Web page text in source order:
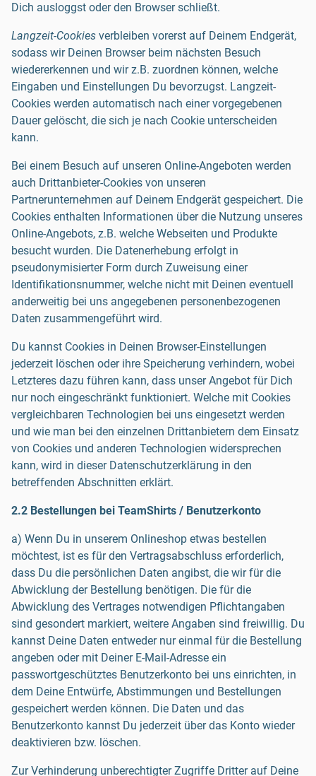
Dich ausloggst oder den Browser schließt.
Langzeit-Cookies verbleiben vorerst auf Deinem Endgerät,
sodass wir Deinen Browser beim nächsten Besuch
wiedererkennen und wir z.B. zuordnen können, welche
Eingaben und Einstellungen Du bevorzugst. Langzeit-
Cookies werden automatisch nach einer vorgegebenen
Dauer gelöscht, die sich je nach Cookie unterscheiden
kann.
Bei einem Besuch auf unseren Online-Angeboten werden
auch Drittanbieter-Cookies von unseren
Partnerunternehmen auf Deinem Endgerät gespeichert. Die
Cookies enthalten Informationen über die Nutzung unseres
Online-Angebots, z.B. welche Webseiten und Produkte
besucht wurden. Die Datenerhebung erfolgt in
pseudonymisierter Form durch Zuweisung einer
Identifikationsnummer, welche nicht mit Deinen eventuell
anderweitig bei uns angegebenen personenbezogenen
Daten zusammengeführt wird.
Du kannst Cookies in Deinen Browser-Einstellungen
jederzeit löschen oder ihre Speicherung verhindern, wobei
Letzteres dazu führen kann, dass unser Angebot für Dich
nur noch eingeschränkt funktioniert. Welche mit Cookies
vergleichbaren Technologien bei uns eingesetzt werden
und wie man bei den einzelnen Drittanbietern dem Einsatz
von Cookies und anderen Technologien widersprechen
kann, wird in dieser Datenschutzerklärung in den
betreffenden Abschnitten erklärt.
2.2 Bestellungen bei TeamShirts / Benutzerkonto
a) Wenn Du in unserem Onlineshop etwas bestellen
möchtest, ist es für den Vertragsabschluss erforderlich,
dass Du die persönlichen Daten angibst, die wir für die
Abwicklung der Bestellung benötigen. Die für die
Abwicklung des Vertrages notwendigen Pflichtangaben
sind gesondert markiert, weitere Angaben sind freiwillig. Du
kannst Deine Daten entweder nur einmal für die Bestellung
angeben oder mit Deiner E-Mail-Adresse ein
passwortgeschütztes Benutzerkonto bei uns einrichten, in
dem Deine Entwürfe, Abstimmungen und Bestellungen
gespeichert werden können. Die Daten und das
Benutzerkonto kannst Du jederzeit über das Konto wieder
deaktivieren bzw. löschen.
Zur Verhinderung unberechtigter Zugriffe Dritter auf Deine